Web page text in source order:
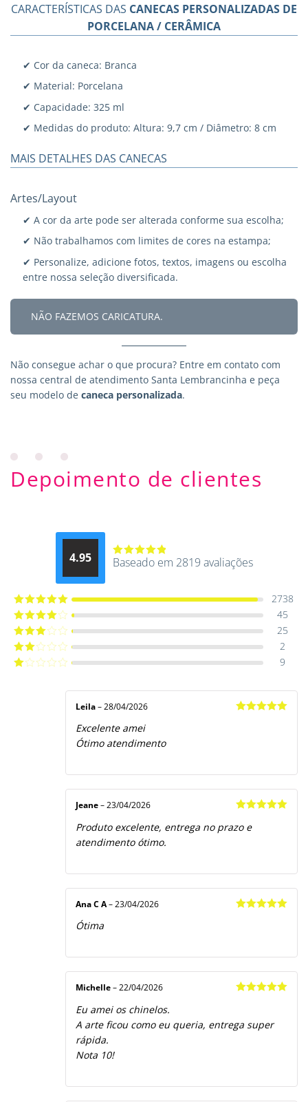
CARACTERÍSTICAS DAS CANECAS PERSONALIZADAS DE
PORCELANA / CERÂMICA
✔ Cor da caneca: Branca
✔ Material: Porcelana
✔ Capacidade: 325 ml
✔ Medidas do produto: Altura: 9,7 cm / Diâmetro: 8 cm
MAIS DETALHES DAS CANECAS
Artes/Layout
✔ A cor da arte pode ser alterada conforme sua escolha;
✔ Não trabalhamos com limites de cores na estampa;
✔ Personalize, adicione fotos, textos, imagens ou escolha
entre nossa seleção diversificada.
NÃO FAZEMOS CARICATURA.
Não consegue achar o que procura? Entre em contato com
nossa central de atendimento Santa Lembrancinha e peça
seu modelo de caneca personalizada.
Depoimento de clientes
4.95
Avaliação
Baseado em 2819 avaliações
Avaliação5
de 5
2738
Avaliação
4 de 5
45
Avaliação
3 de 5
25
Avaliação
2 de
2
9
Leila – 28/04/2026
Excelente amei
Ótimo atendimento
de 5
Jeane – 23/04/2026
Produto excelente, entrega no prazo e
atendimento ótimo.
Ana C A – 23/04/2026
Ótima
Michelle – 22/04/2026
Eu amei os chinelos.
A arte ficou como eu queria, entrega super
rápida.
Nota 10!